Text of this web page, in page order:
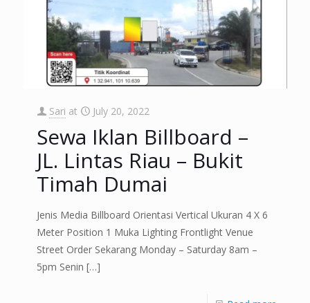
Sari at July 20, 2022
Sewa Iklan Billboard –
JL. Lintas Riau – Bukit
Timah Dumai
Jenis Media Billboard Orientasi Vertical Ukuran 4 X 6
Meter Position 1 Muka Lighting Frontlight Venue
Street Order Sekarang Monday – Saturday 8am –
5pm Senin […]